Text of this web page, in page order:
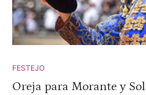
FESTEJO
Oreja para Morante y